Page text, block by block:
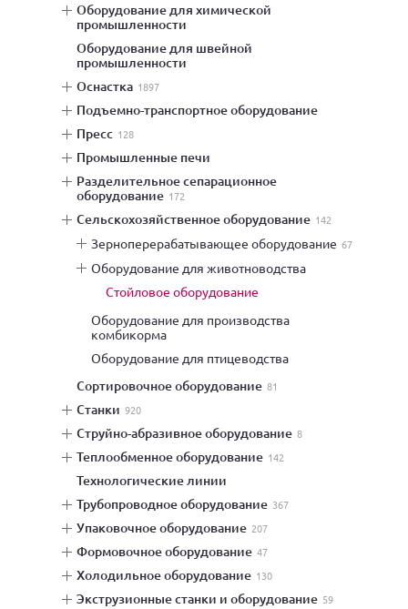
оборудование для химической
промышленности
оборудование для швейной
промышленности
оснастка 1897
подъемно-транспортное оборудование
пресс 128
промышленные печи
разделительное сепарационное
оборудование 172
сельскохозяйственное оборудование 142
зерноперерабатывающее оборудование 67
оборудование для животноводства
стойловое оборудование
оборудование для производства
комбикорма
оборудование для птицеводства
сортировочное оборудование 81
станки 920
струйно-абразивное оборудование 8
теплообменное оборудование 142
технологические линии
трубопроводное оборудование 367
упаковочное оборудование 207
формовочное оборудование 47
холодильное оборудование 130
экструзионные станки и оборудование 59